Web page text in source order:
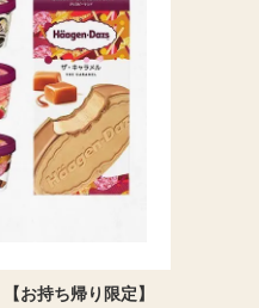
お持ち帰り限定】